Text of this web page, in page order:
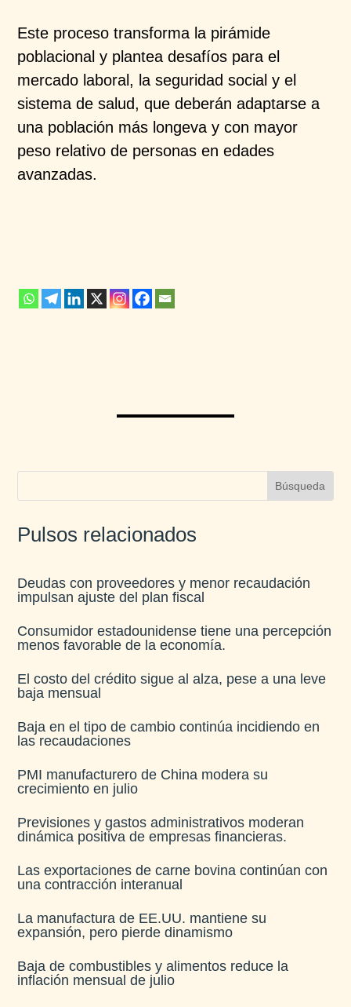
Este proceso transforma la pirámide
poblacional y plantea desafíos para el
mercado laboral, la seguridadsocial y el
sistema de salud, que deberán adaptarse a
una población más longeva y con mayor
peso relativode personas en edades
avanzadas.
Pulsos relacionados
Deudas con proveedores y menor recaudación
impulsan ajuste del plan fiscal​
Consumidor estadounidense tiene una percepción
menos favorable de la economía​.
El costo del crédito sigue al alza, pese a una leve
baja mensual​
Baja en el tipo de cambio continúa incidiendo en
las recaudaciones​
PMI manufacturero de China modera su
crecimiento en julio​
Previsiones y gastos administrativos moderan
dinámica positiva de empresas financieras​.
Las exportaciones de carne bovina continúan con
una contracción interanual
La manufactura de EE.UU. mantiene su
expansión, pero pierde dinamismo
Baja de combustibles y alimentos reduce la
inflación mensual de julio​